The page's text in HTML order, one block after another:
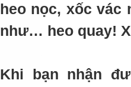
heo nọc, xốc vác
như… heo quay!
Khi bạn nhận